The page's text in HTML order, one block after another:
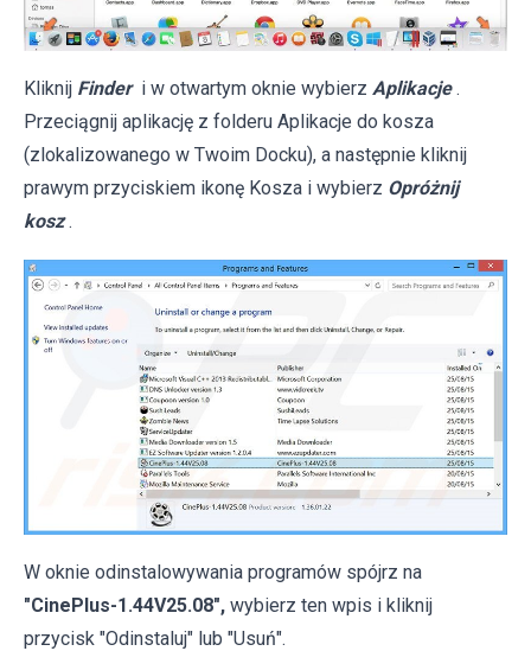
Kliknij Finder i w otwartym oknie wybierz Aplikacje .
Przeciągnij aplikację z folderu Aplikacje do kosza
(zlokalizowanego w Twoim Docku), a następnie kliknij
prawym przyciskiem ikonę Kosza i wybierz Opróżnij
kosz .
W oknie odinstalowywania programów spójrz na
"CinePlus-1.44V25.08", wybierz ten wpis i kliknij
przycisk "Odinstaluj" lub "Usuń".